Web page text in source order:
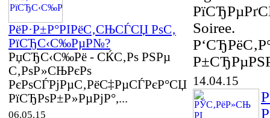
РёР·Р±Р°РІРёС‚СЊСЃСЏ РѕС‚
РїСЂС‹С‰РµР№?
РџСЂС‹С‰Рё - СЌС‚Рѕ РЅРµ
С‚РѕР»СЊРєРѕ
РєРѕСЃРјРµС‚РёС‡РµСЃРєР°СЏ
РїСЂРѕР±Р»РµРјР°,...
06.05.15
Soiree.
14.04.15